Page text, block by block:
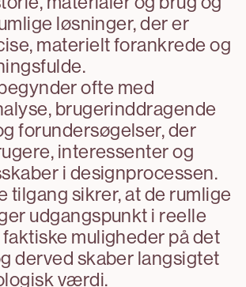
løsninger, der er
materielt forankrede og
ofte med
brugerinddragende
forundersøgelser, der
interessenter og
i designprocessen.
tilgang sikrer, at de rumlige
udgangspunkt i reelle
muligheder på det
derved skaber langsigtet
værdi.